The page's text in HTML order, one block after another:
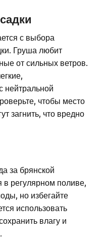
с выбора
Груша любит
от сильных ветров.
нейтральной
чтобы место
загнить, что вредно
за брянской
в регулярном поливе,
но избегайте
использовать
влагу и